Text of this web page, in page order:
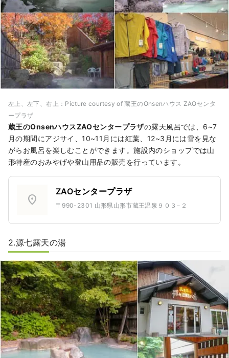
左上、左下、右上：Picture courtesy of 蔵王のOnsenハウス ZAOセンタ
ープラザ
蔵王のOnsenハウスZAOセンタープラザの露天風呂では、6~7
月の期間にアジサイ、10~11月には紅葉、12~3月には雪を見な
がらお風呂を楽しむことができます。施設内のショップでは山
形特産のおみやげや登山用品の販売を行っています。
location_on
ZAOセンタープラザ
〒990-2301 山形県山形市蔵王温泉９０３−２
2.源七露天の湯